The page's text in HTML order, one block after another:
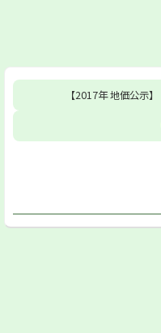
【2017年 地価公示】